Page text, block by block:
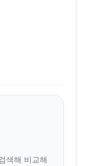
색해 비교해